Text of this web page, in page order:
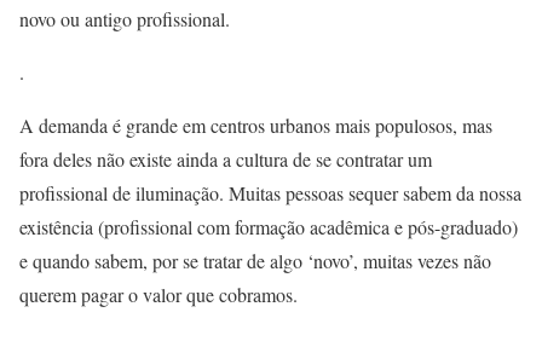
novo ou antigo profissional.
.
A demanda é grande em centros urbanos mais populosos, mas
fora deles não existe ainda a cultura de se contratar um
profissional de iluminação. Muitas pessoas sequer sabem da nossa
existência (profissional com formação acadêmica e pós-graduado)
e quando sabem, por se tratar de algo ‘novo’, muitas vezes não
querem pagar o valor que cobramos.